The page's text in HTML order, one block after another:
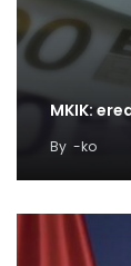
MKIK:
By -ko